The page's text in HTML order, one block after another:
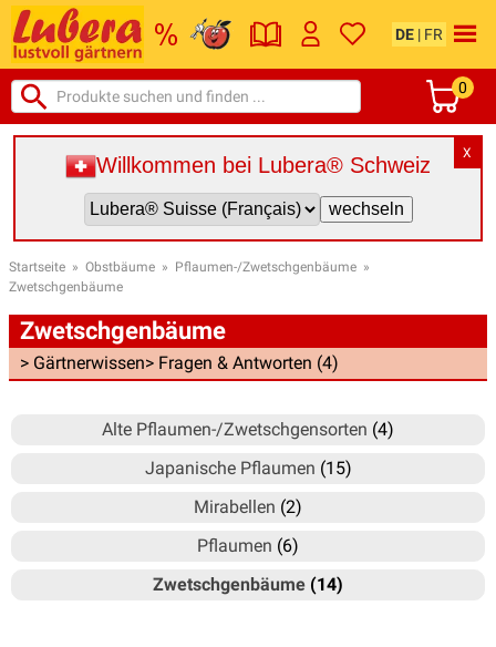
DE | FR
0
X
Willkommen bei Lubera® Schweiz
Startseite » Obstbäume » Pflaumen-/Zwetschgenbäume »
Zwetschgenbäume
Zwetschgenbäume
> Gärtnerwissen> Fragen & Antworten (4)
Alte Pflaumen-/Zwetschgensorten (4)
Japanische Pflaumen (15)
Mirabellen (2)
Pflaumen (6)
Zwetschgenbäume (14)